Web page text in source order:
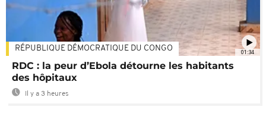
01:34
RÉPUBLIQUE DÉMOCRATIQUE DU CONGO
RDC : la peur d’Ebola détourne les habitants
des hôpitaux
Il y a 3 heures